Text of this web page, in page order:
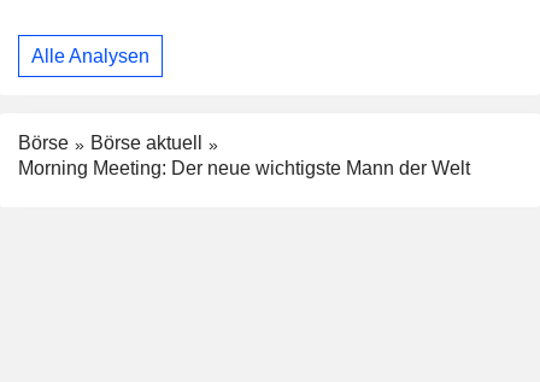
Alle Analysen
Börse
Börse aktuell
Morning Meeting: Der neue wichtigste Mann der Welt